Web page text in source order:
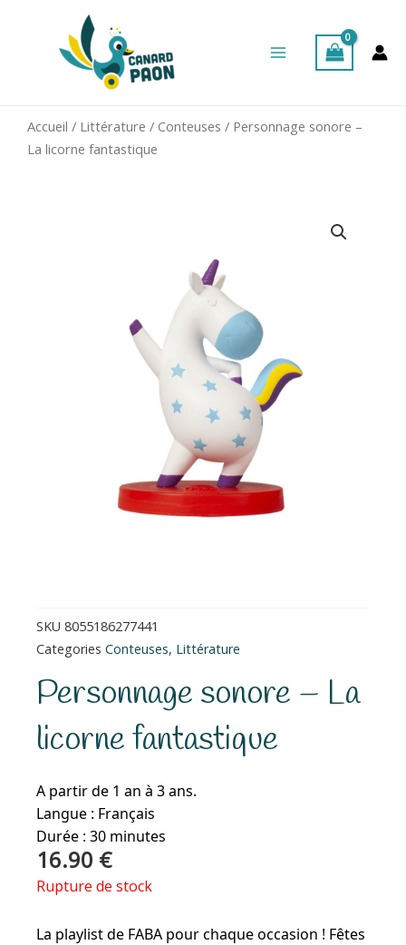
Menu
Accueil / Littérature / Conteuses / Personnage sonore –
La licorne fantastique
SKU 8055186277441
Categories Conteuses, Littérature
Personnage sonore – La
licorne fantastique
A partir de 1 an à 3 ans.
Langue : Français
Durée : 30 minutes
16.90 €
Rupture de stock
La playlist de FABA pour chaque occasion ! Fêtes